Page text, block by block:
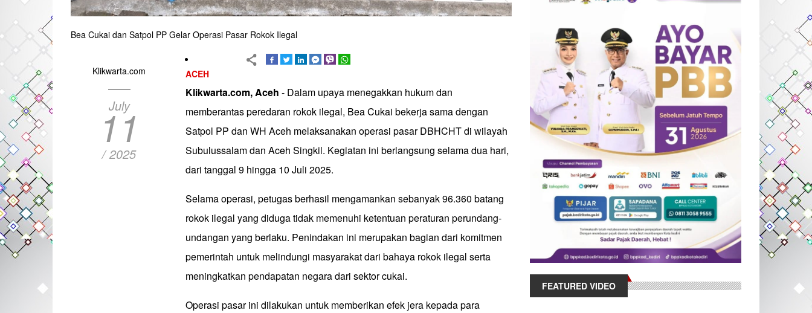
Bea Cukai dan Satpol PP Gelar Operasi Pasar Rokok Ilegal
Klikwarta.com
July
11
/ 2025
ACEH
Klikwarta.com, Aceh - Dalam upaya menegakkan hukum dan
memberantas peredaran rokok ilegal, Bea Cukai bekerja sama dengan
Satpol PP dan WH Aceh melaksanakan operasi pasar DBHCHT di wilayah
Subulussalam dan Aceh Singkil. Kegiatan ini berlangsung selama dua hari,
dari tanggal 9 hingga 10 Juli 2025.
Selama operasi, petugas berhasil mengamankan sebanyak 96.360 batang
rokok ilegal yang diduga tidak memenuhi ketentuan peraturan perundang-
undangan yang berlaku. Penindakan ini merupakan bagian dari komitmen
pemerintah untuk melindungi masyarakat dari bahaya rokok ilegal serta
meningkatkan pendapatan negara dari sektor cukai.
Operasi pasar ini dilakukan untuk memberikan efek jera kepada para
FEATURED VIDEO